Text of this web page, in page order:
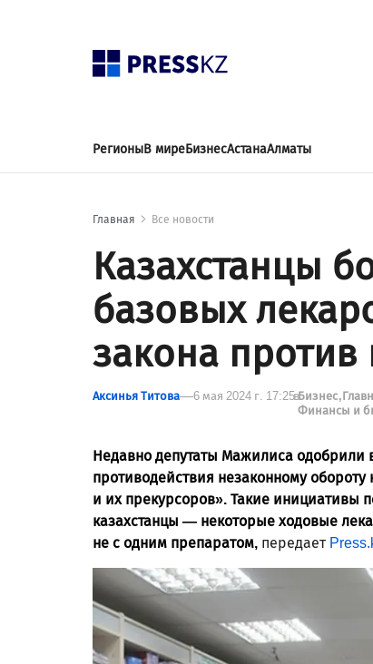
РегионыВ миреБизнесАстанаАлматы
Главная Все новости
Казахстанцы
базовых
закона против
Аксинья Титова 6 мая 2024 г. 17:25вБизнес
Финансы и
Недавно депутаты Мажилиса одобрили
противодействия незаконному
и их прекурсоров». Такие инициативы
казахстанцы — некоторые ходовые
не с одним препаратом, передает